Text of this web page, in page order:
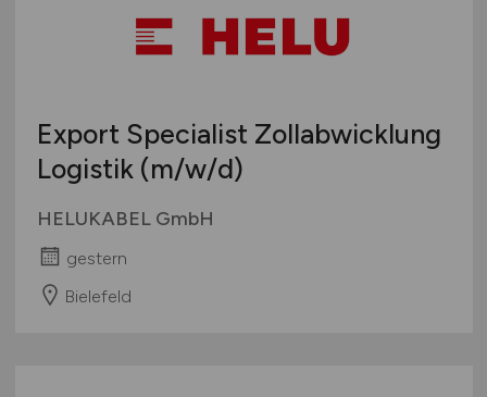
Export Specialist Zollabwicklung
Logistik (m/w/d)
HELUKABEL GmbH
gestern
Bielefeld